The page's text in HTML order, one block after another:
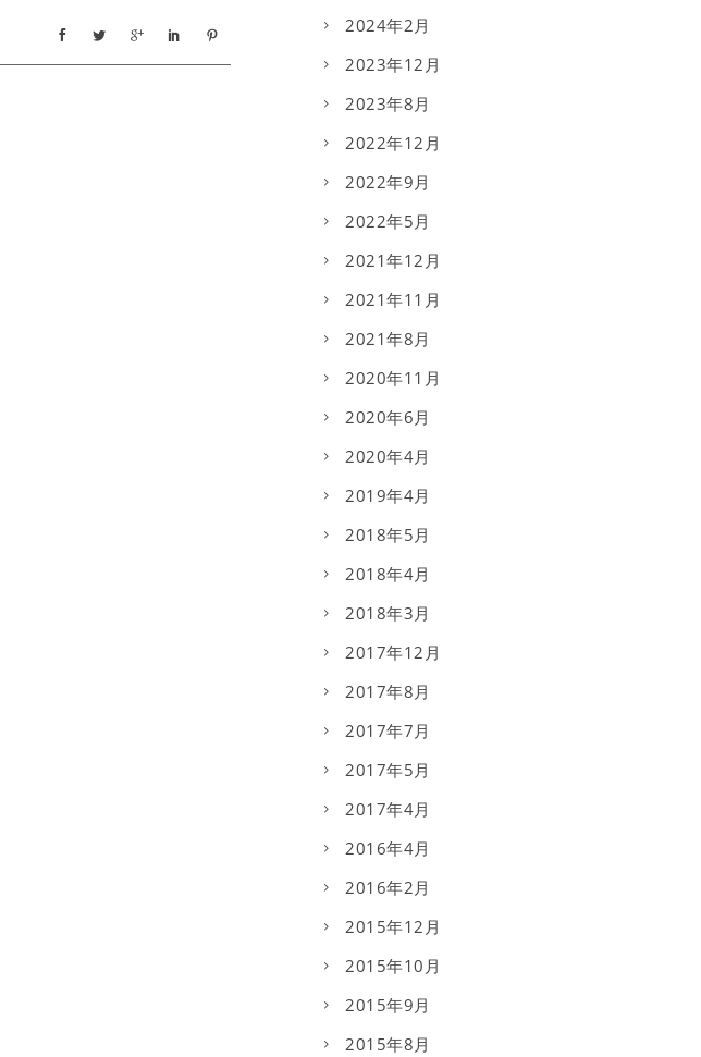
2024年2月
2023年12月
2023年8月
2022年12月
2022年9月
2022年5月
2021年12月
2021年11月
2021年8月
2020年11月
2020年6月
2020年4月
2019年4月
2018年5月
2018年4月
2018年3月
2017年12月
2017年8月
2017年7月
2017年5月
2017年4月
2016年4月
2016年2月
2015年12月
2015年10月
2015年9月
2015年8月